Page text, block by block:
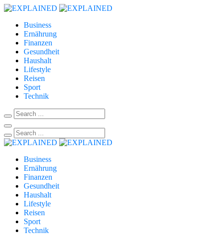
Business
Ernährung
Finanzen
Gesundheit
Haushalt
Lifestyle
Reisen
Sport
Technik
Business
Ernährung
Finanzen
Gesundheit
Haushalt
Lifestyle
Reisen
Sport
Technik